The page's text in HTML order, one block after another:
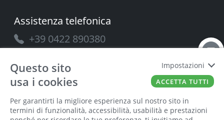
Assistenza telefonica
+39 0422 890380
Questo sito
usa i cookies
Per garantirti la migliore esperienza sul nostro sito in
termini di funzionalità, accessibilità, usabilità e prestazioni
Impostazioni
ACCETTA TUTTI